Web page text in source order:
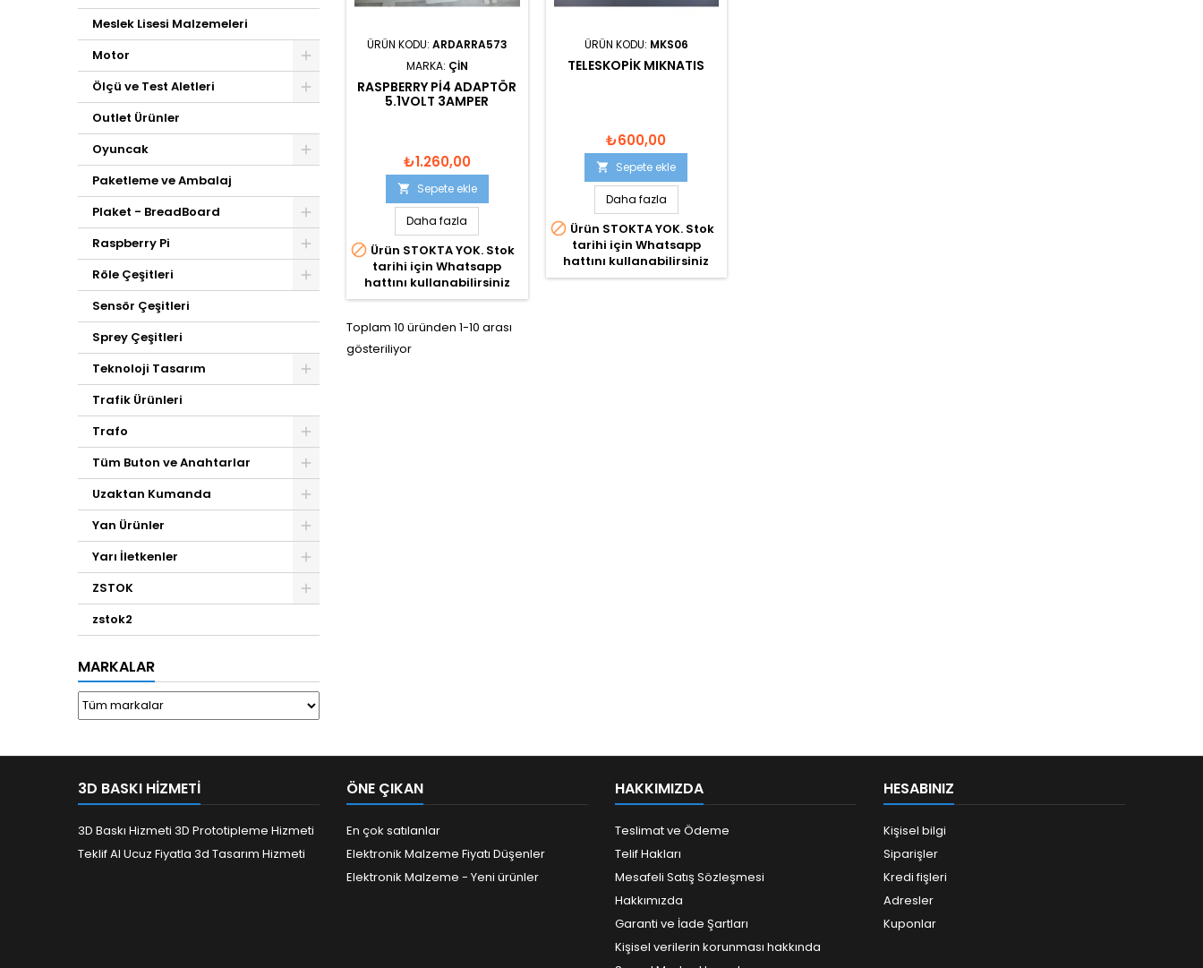
Meslek Lisesi Malzemeleri
Motor
Ölçü ve Test Aletleri
Outlet Ürünler
Oyuncak
Paketleme ve Ambalaj
Plaket - BreadBoard
Raspberry Pi
Röle Çeşitleri
Sensör Çeşitleri
Sprey Çeşitleri
Teknoloji Tasarım
Trafik Ürünleri
Trafo
Tüm Buton ve Anahtarlar
Uzaktan Kumanda
Yan Ürünler
Yarı İletkenler
ZSTOK
zstok2
MARKALAR
ÜRÜN KODU: ARDARRA573
MARKA: ÇIN
RASPBERRY PI4 ADAPTÖR
5.1VOLT 3AMPER
₺1.260,00
 Sepete ekle
Daha fazla
 Ürün STOKTA YOK. Stok
tarihi için Whatsapp
hattını kullanabilirsiniz
ÜRÜN KODU: MKS06
TELESKOPIK MIKNATIS
₺600,00
 Sepete ekle
Daha fazla
 Ürün STOKTA YOK. Stok
tarihi için Whatsapp
hattını kullanabilirsiniz
Toplam 10 üründen 1-10 arası
gösteriliyor
3D BASKI HIZMETI
3D Baskı Hizmeti 3D Prototipleme Hizmeti
Teklif Al Ucuz Fiyatla 3d Tasarım Hizmeti
ÖNE ÇIKAN
En çok satılanlar
Elektronik Malzeme Fiyatı Düşenler
Elektronik Malzeme - Yeni ürünler
HAKKIMIZDA
Teslimat ve Ödeme
Telif Hakları
Mesafeli Satış Sözleşmesi
Hakkımızda
Garanti ve İade Şartları
Kişisel verilerin korunması hakkında
HESABINIZ
Kişisel bilgi
Siparişler
Kredi fişleri
Adresler
Kuponlar